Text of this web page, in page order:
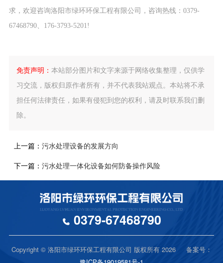
求，欢迎咨询洛阳市绿环环保工程有限公司，咨询热线：0379-
67468790、176-3793-5201!
免责声明： 本站部分图片和文字来源于网络收集整理，仅供学
习交流，版权归原作者所有，并不代表我站观点。本站将不承
担任何法律责任，如果有侵犯到您的权利，请及时联系我们删
除。
上一篇： 污水处理设备的发展方向
下一篇： 污水处理一体化设备如何防备操作风险
0379-67468790
Copyright © 洛阳市绿环环保工程有限公司 版权所有 2026 备案号：